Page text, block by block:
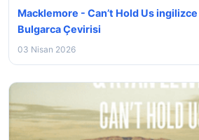
Macklemore - Can’t Hold Us ingilizce
Bulgarca Çevirisi
03 Nisan 2026